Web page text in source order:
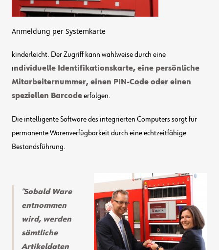
Anmeldung per Systemkarte
kinderleicht. Der Zugriff kann wahlweise durch eine
individuelle Identifikationskarte, eine persönliche
Mitarbeiternummer, einen PIN-Code oder einen
speziellen Barcodeerfolgen.
Die intelligente Software des integrierten Computers sorgt für
permanente Warenverfügbarkeit durch eine echtzeitfähige
Bestandsführung.
Sobald Ware
entnommen
wird, werden
sämtliche
Artikeldaten